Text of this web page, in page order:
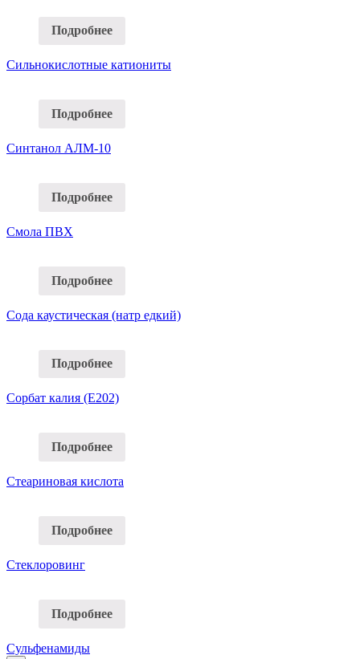
Подробнее
Сильнокислотные катиониты
Подробнее
Синтанол АЛМ-10
Подробнее
Смола ПВХ
Подробнее
Сода каустическая (натр едкий)
Подробнее
Сорбат калия (Е202)
Подробнее
Стеариновая кислота
Подробнее
Стеклоровинг
Подробнее
Сульфенамиды